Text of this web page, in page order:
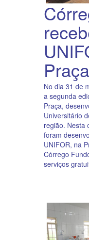
Praça
No dia 31 de
a segunda
Praça,
Universitário
região. Nesta
foram
UNIFOR, na
Córrego
serviços